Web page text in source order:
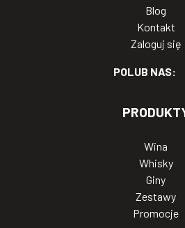
Blog
Kontakt
Zaloguj się
POLUB NAS:
Wina
Whisky
Giny
Zestawy
Promocje